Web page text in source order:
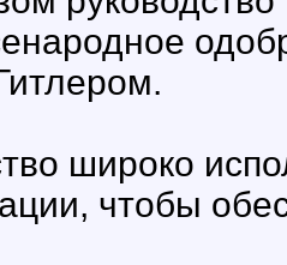
широко
чтобы